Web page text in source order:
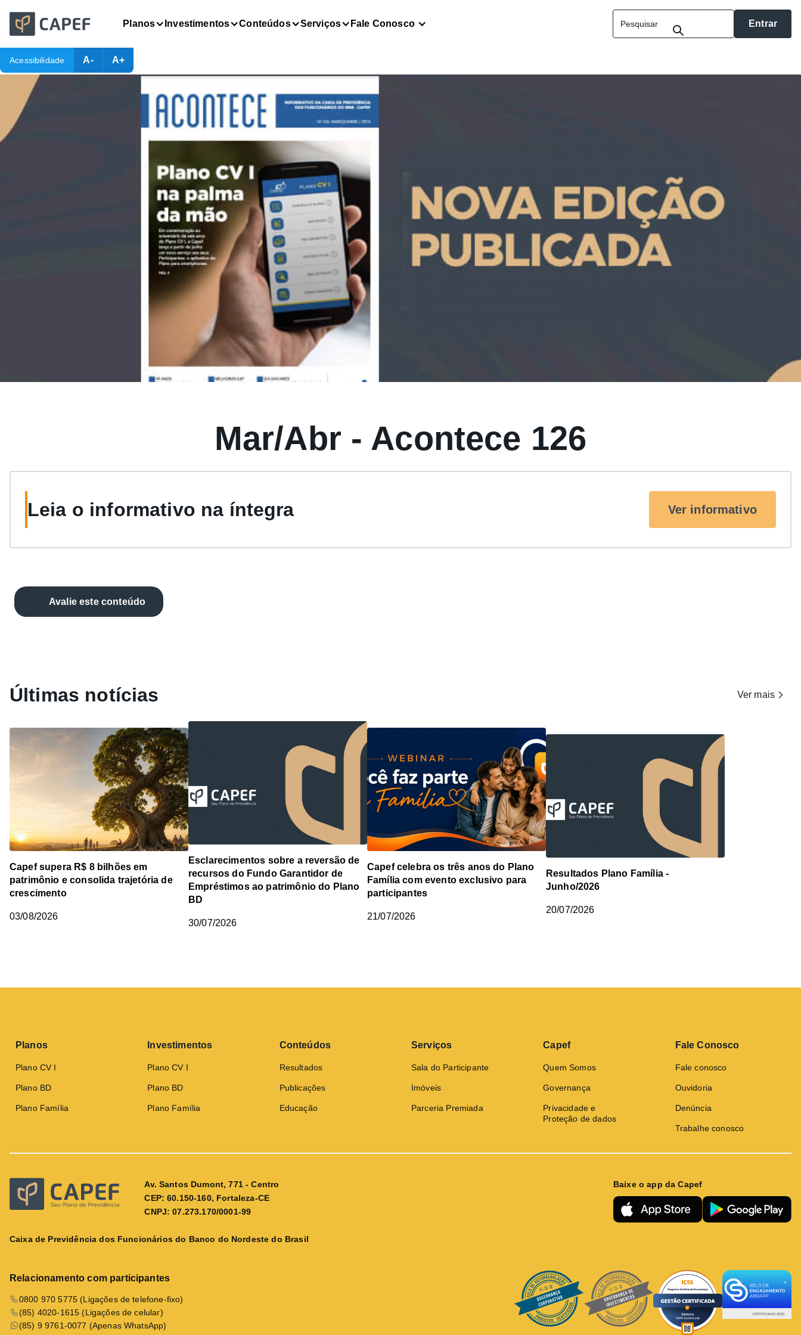
Planos Investimentos Conteúdos Serviços Fale Conosco Entrar
Acessibilidade A- A+
Mar/Abr - Acontece 126
Leia o informativo na íntegra Ver informativo
Avalie este conteúdo
Últimas notícias Ver mais
Capef supera R$ 8 bilhões em
patrimônio e consolida trajetória de
crescimento
03/08/2026
Esclarecimentos sobre a reversão de
recursos do Fundo Garantidor de
Empréstimos ao patrimônio do Plano
BD
30/07/2026
Capef celebra os três anos do Plano
Família com evento exclusivo para
participantes
21/07/2026
Resultados Plano Família -
Junho/2026
20/07/2026
Planos
Plano CV I
Plano BD
Plano Família
Investimentos
Plano CV I
Plano BD
Plano Família
Conteúdos
Resultados
Publicações
Educação
Serviços
Sala do Participante
Imóveis
Parceria Premiada
Capef
Quem Somos
Governança
Privacidade e
Proteção de dados
Fale Conosco
Fale conosco
Ouvidoria
Denúncia
Trabalhe conosco
Av. Santos Dumont, 771 - Centro
CEP: 60.150-160, Fortaleza-CE
CNPJ: 07.273.170/0001-99
Baixe o app da Capef
Caixa de Previdência dos Funcionários do Banco do Nordeste do Brasil
Relacionamento com participantes
0800 970 5775 (Ligações de telefone-fixo)
(85) 4020-1615 (Ligações de celular)
(85) 9 9761-0077 (Apenas WhatsApp)